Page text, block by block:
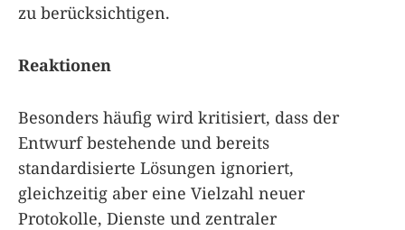
zu berücksichtigen.
Reaktionen
Besonders häufig wird kritisiert, dass der
Entwurf bestehende und bereits
standardisierte Lösungen ignoriert,
gleichzeitig aber eine Vielzahl neuer
Protokolle, Dienste und zentraler